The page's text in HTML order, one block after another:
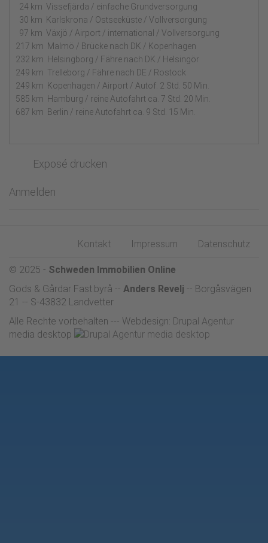
24 km Vissefjärda / einfache Grundversorgung
30 km Karlskrona / Ostseeküste / Vollversorgung
97 km Växjö / Airport / international / Vollversorgung
217 km Malmö / Brücke nach DK / Kopenhagen
232 km Helsingborg / Fähre nach DK / Helsingör
249 km Trelleborg / Fähre nach DE / Rostock
249 km Kopenhagen / Airport / Autof. 2 Std. 50 Min.
585 km Hamburg / reine Autofahrt ca. 7 Std. 20 Min.
687 km Berlin / reine Autofahrt ca. 9 Std. 15 Min.
Exposé drucken
Anmelden
Fußbereich
Kontakt Impressum Datenschutz
© 2025 - Schweden Immobilien Online
Gods & Gårdar Fast.byrå -- Anders Revelj -- Borgåsvägen
21 -- S-43832 Landvetter
Alle Rechte vorbehalten --- Webdesign: Drupal Agentur
media desktop